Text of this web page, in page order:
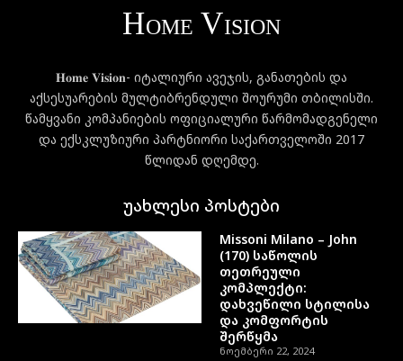
𝐇𝐨𝐦𝐞 𝐕𝐢𝐬𝐢𝐨𝐧- იტალიური ავეჯის, განათების და
აქსესუარების მულტიბრენდული შოურუმი თბილისში.
წამყვანი კომპანიების ოფიციალური წარმომადგენელი
და ექსკლუზიური პარტნიორი საქართველოში 2017
წლიდან დღემდე.
უახლესი პოსტები
Missoni Milano – John
(170) საწოლის
თეთრეული
კომპლექტი:
დახვეწილი სტილისა
და კომფორტის
შერწყმა
ნოემბერი 22, 2024